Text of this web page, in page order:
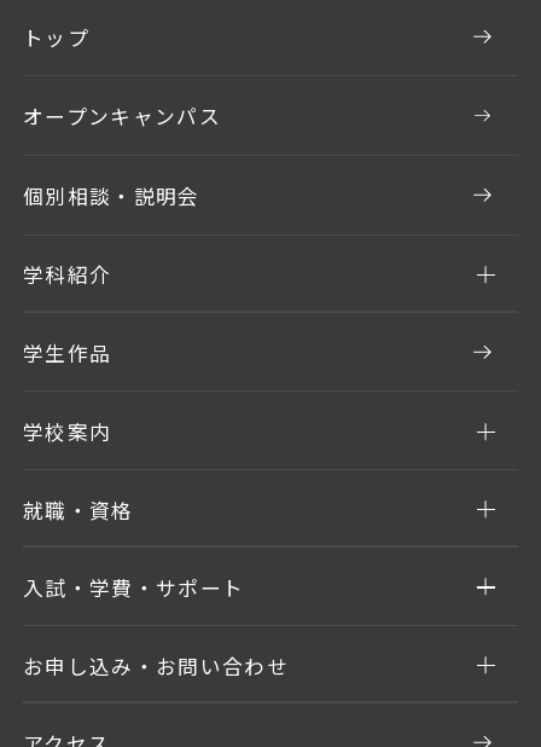
トップ
オープンキャンパス
個別相談・説明会
学科紹介
学生作品
学校案内
就職・資格
入試・学費・サポート
お申し込み・お問い合わせ